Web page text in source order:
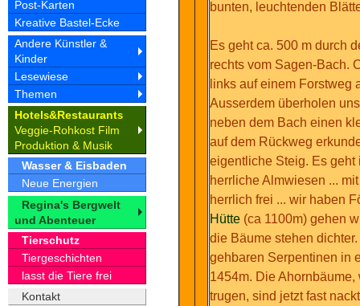
Post-Karten
Kreative Bastel-Ecke
Andere Künstler &
Kinder
Lesewiese
Themen
Hotels&Restaurants
Veggie-Rohkost Film
Produktion & Musik
Wasser & Eisbaden
Neue Energien
Regina's Bergwelt
und Abenteuer
Tierschutz
Tiergeschichten
lasst die Tiere frei
Kontakt
bunten, leuchtenden
Es geht ca. 500 m durch
rechts vom Sagen-Bach.
links auf einem Forstweg
Ausserdem überholen
neben dem Bach einen
auf dem Rückweg
eigentliche Steig. Es
herrliche Almwiesen ...
herrlich frei ... wir haben
Hütte (ca 1100m) gehen
die Bäume stehen
gehbaren Serpentinen in
1454m. Die
trugen, sind jetzt fast